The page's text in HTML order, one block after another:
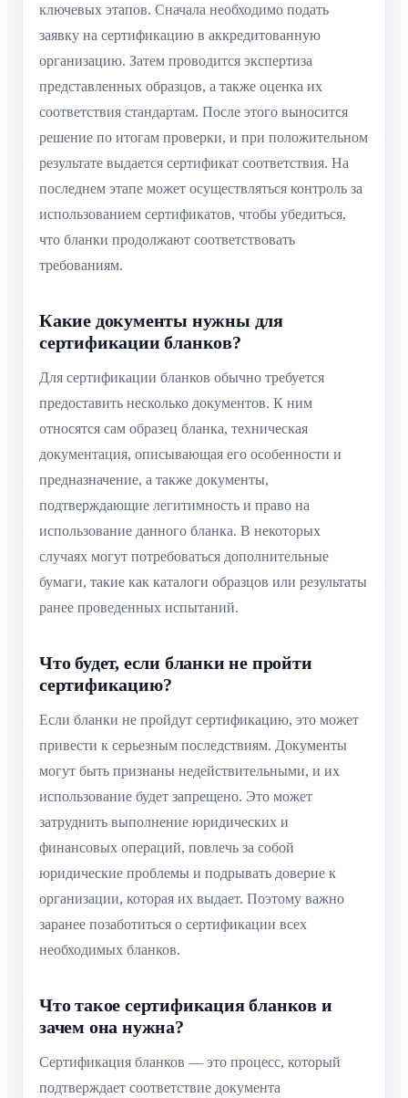
ключевых этапов. Сначала необходимо подать
заявку на сертификацию в аккредитованную
организацию. Затем проводится экспертиза
представленных образцов, а также оценка их
соответствия стандартам. После этого выносится
решение по итогам проверки, и при положительном
результате выдается сертификат соответствия. На
последнем этапе может осуществляться контроль за
использованием сертификатов, чтобы убедиться,
что бланки продолжают соответствовать
требованиям.
Какие документы нужны для
сертификации бланков?
Для сертификации бланков обычно требуется
предоставить несколько документов. К ним
относятся сам образец бланка, техническая
документация, описывающая его особенности и
предназначение, а также документы,
подтверждающие легитимность и право на
использование данного бланка. В некоторых
случаях могут потребоваться дополнительные
бумаги, такие как каталоги образцов или результаты
ранее проведенных испытаний.
Что будет, если бланки не пройти
сертификацию?
Если бланки не пройдут сертификацию, это может
привести к серьезным последствиям. Документы
могут быть признаны недействительными, и их
использование будет запрещено. Это может
затруднить выполнение юридических и
финансовых операций, повлечь за собой
юридические проблемы и подрывать доверие к
организации, которая их выдает. Поэтому важно
заранее позаботиться о сертификации всех
необходимых бланков.
Что такое сертификация бланков и
зачем она нужна?
Сертификация бланков — это процесс, который
подтверждает соответствие документа